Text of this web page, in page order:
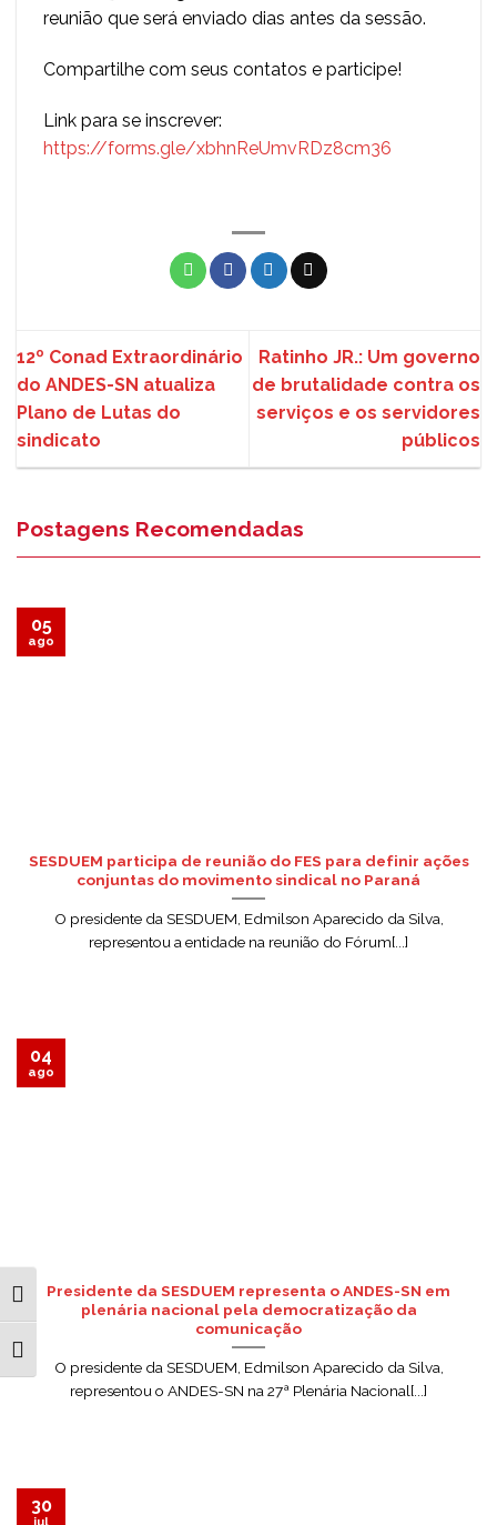
ALTERNAR ALTO CONTRASTE
ALTERNAR TAMANHO DA FONTE
reunião que será enviado dias antes da sessão.
Compartilhe com seus contatos e participe!
Link para se inscrever:
https://forms.gle/xbhnReUmvRDz8cm36
12º Conad Extraordinário
do ANDES-SN atualiza
Plano de Lutas do
sindicato
Ratinho JR.: Um governo
de brutalidade contra os
serviços e os servidores
públicos
Postagens Recomendadas
SESDUEM participa de reunião do FES para definir ações
conjuntas do movimento sindical no Paraná
O presidente da SESDUEM, Edmilson Aparecido da Silva,
representou a entidade na reunião do Fórum[...]
05
ago
Presidente da SESDUEM representa o ANDES-SN em
plenária nacional pela democratização da
comunicação
O presidente da SESDUEM, Edmilson Aparecido da Silva,
representou o ANDES-SN na 27ª Plenária Nacional[...]
04
ago
30
jul